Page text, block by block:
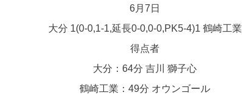
6月7日
大分 1(0-0,1-1,延長0-0,0-0,PK5-4)1 鶴崎工業
得点者
大分：64分 吉川 獅子心
鶴崎工業：49分 オウンゴール